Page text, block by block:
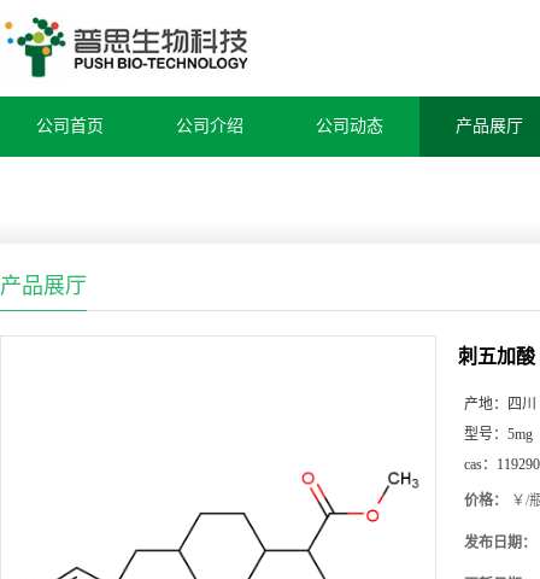
公司首页 公司介绍 公司动态 产品展厅
产品展厅
刺五加酸
产地：
四川
型号： 5mg
cas：
价格： ￥/
发布日期：